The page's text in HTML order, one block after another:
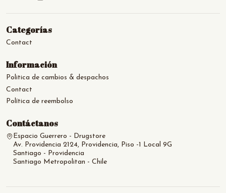
Categorías
Contact
Información
Politica de cambios & despachos
Contact
Política de reembolso
Contáctanos
Espacio Guerrero - Drugstore
Av. Providencia 2124, Providencia, Piso -1 Local 9G
Santiago - Providencia
Santiago Metropolitan - Chile